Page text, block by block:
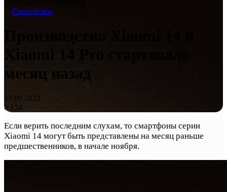
Смартфоны
Xiaomi 14 Pro стартовало
месяц назад
17.09.2023
0 134
Если верить последним слухам, то смартфоны серии
Xiaomi 14 могут быть представлены на месяц раньше
предшественников, в начале ноября.